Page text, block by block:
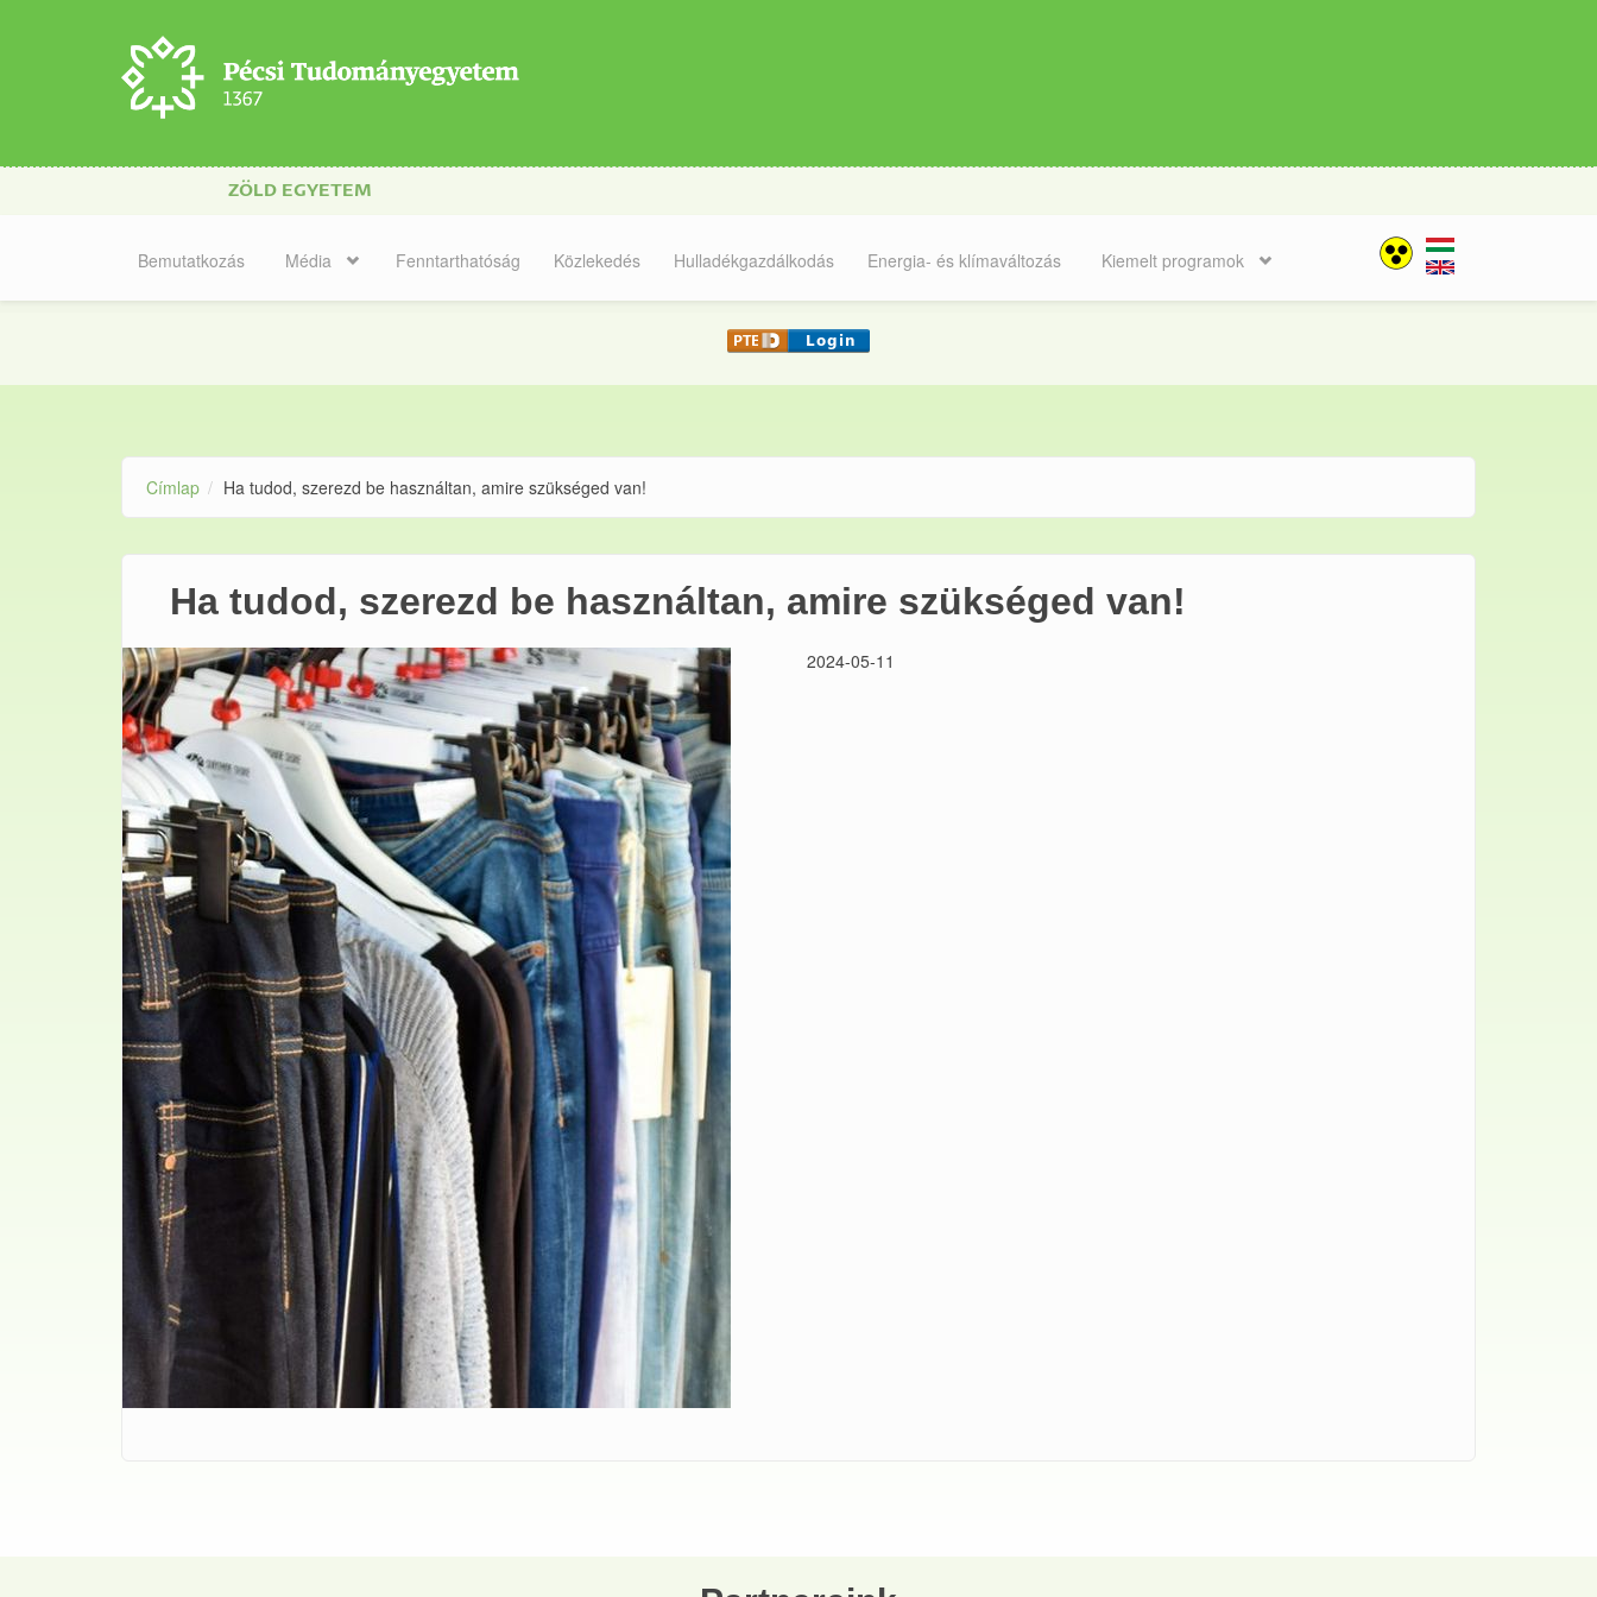
ZÖLD EGYETEM
Bemutatkozás Média Fenntarthatóság Közlekedés Hulladékgazdálkodás Energia- és klímaváltozás Kiemelt programok
Címlap Ha tudod, szerezd be használtan, amire szükséged van!
Ha tudod, szerezd be használtan, amire szükséged van!
2024-05-11